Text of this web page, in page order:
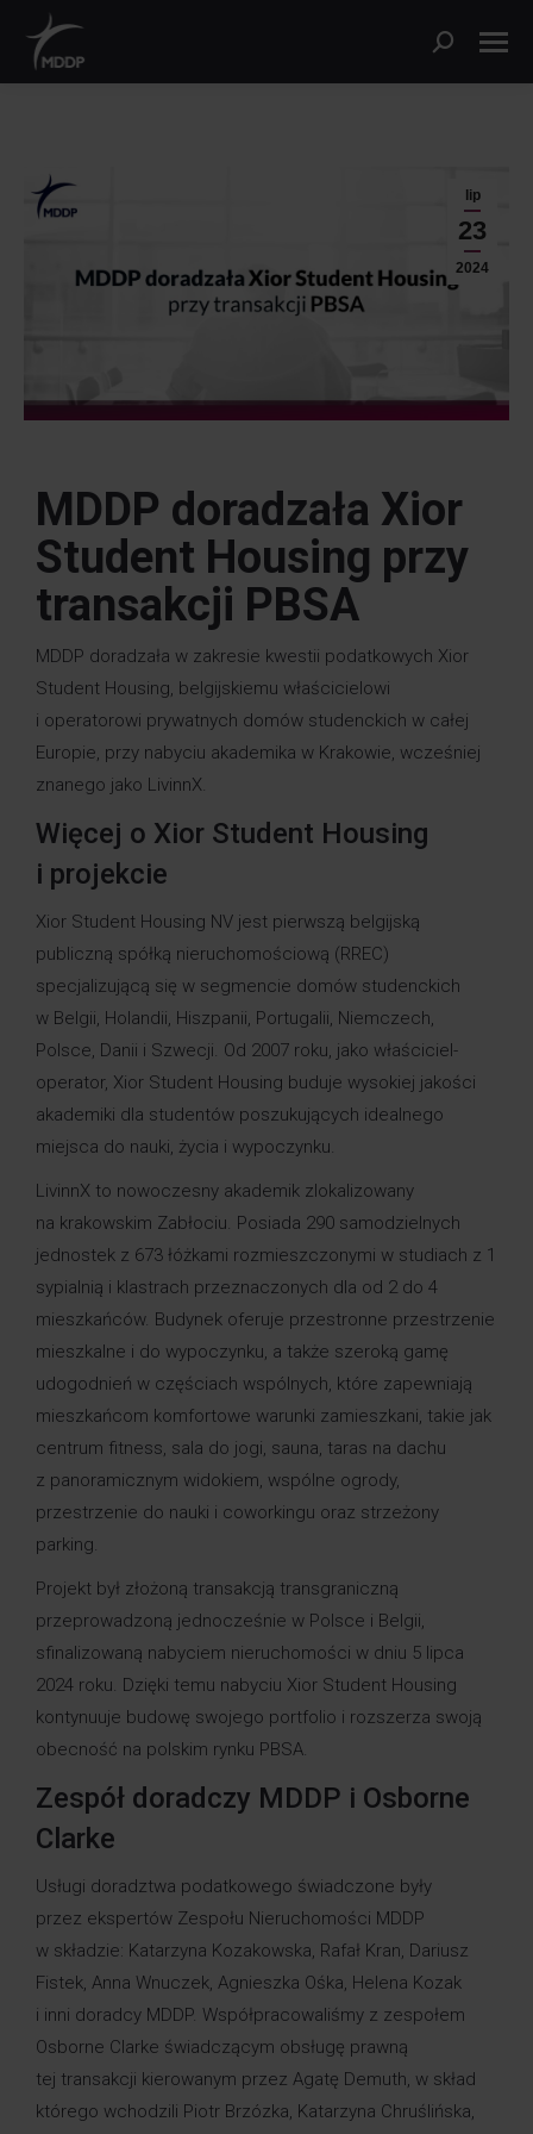
lip
23
2024
MDDP doradzała Xior
Student Housing przy
transakcji PBSA
MDDP doradzała w zakresie kwestii podatkowych Xior
Student Housing, belgijskiemu właścicielowi
i operatorowi prywatnych domów studenckich w całej
Europie, przy nabyciu akademika w Krakowie, wcześniej
znanego jako LivinnX.
Więcej o Xior Student Housing
i projekcie
Xior Student Housing NV jest pierwszą belgijską
publiczną spółką nieruchomościową (RREC)
specjalizującą się w segmencie domów studenckich
w Belgii, Holandii, Hiszpanii, Portugalii, Niemczech,
Polsce, Danii i Szwecji. Od 2007 roku, jako właściciel-
operator, Xior Student Housing buduje wysokiej jakości
akademiki dla studentów poszukujących idealnego
miejsca do nauki, życia i wypoczynku.
LivinnX to nowoczesny akademik zlokalizowany
na krakowskim Zabłociu. Posiada 290 samodzielnych
jednostek z 673 łóżkami rozmieszczonymi w studiach z 1
sypialnią i klastrach przeznaczonych dla od 2 do 4
mieszkańców. Budynek oferuje przestronne przestrzenie
mieszkalne i do wypoczynku, a także szeroką gamę
udogodnień w częściach wspólnych, które zapewniają
mieszkańcom komfortowe warunki zamieszkani, takie jak
centrum fitness, sala do jogi, sauna, taras na dachu
z panoramicznym widokiem, wspólne ogrody,
przestrzenie do nauki i coworkingu oraz strzeżony
parking.
Projekt był złożoną transakcją transgraniczną
przeprowadzoną jednocześnie w Polsce i Belgii,
sfinalizowaną nabyciem nieruchomości w dniu 5 lipca
2024 roku. Dzięki temu nabyciu Xior Student Housing
kontynuuje budowę swojego portfolio i rozszerza swoją
obecność na polskim rynku PBSA.
Zespół doradczy MDDP i Osborne
Clarke
Usługi doradztwa podatkowego świadczone były
przez ekspertów Zespołu Nieruchomości MDDP
w składzie: Katarzyna Kozakowska, Rafał Kran, Dariusz
Fistek, Anna Wnuczek, Agnieszka Ośka, Helena Kozak
i inni doradcy MDDP. Współpracowaliśmy z zespołem
Osborne Clarke świadczącym obsługę prawną
tej transakcji kierowanym przez Agatę Demuth, w skład
którego wchodzili Piotr Brzózka, Katarzyna Chruślińska,